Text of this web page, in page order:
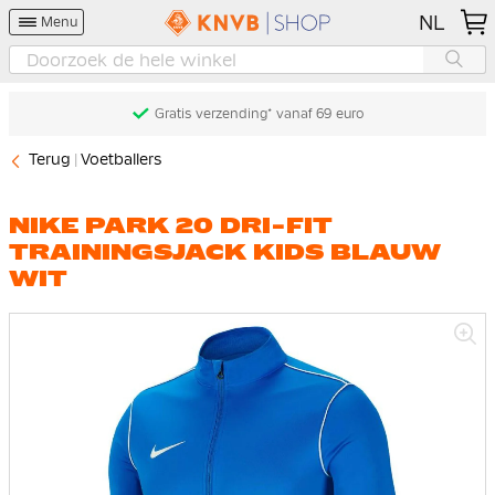
Menu NL
Gratis verzending* vanaf 69 euro
Terug Voetballers
NIKE PARK 20 DRI-FIT
TRAININGSJACK KIDS BLAUW
WIT